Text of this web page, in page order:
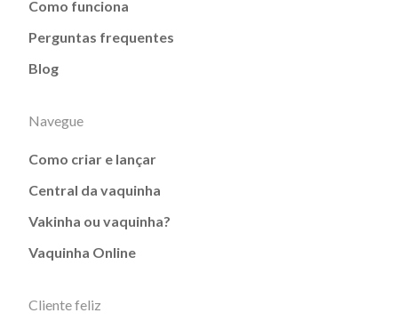
Como funciona
Perguntas frequentes
Blog
Navegue
Como criar e lançar
Central da vaquinha
Vakinha ou vaquinha?
Vaquinha Online
Cliente feliz